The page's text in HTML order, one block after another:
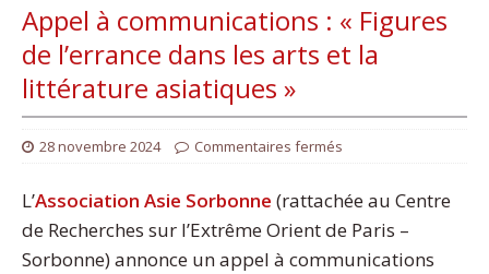
Appel à communications : « Figures
de l’errance dans les arts et la
littérature asiatiques »
28 novembre 2024 Commentaires fermés
L’Association Asie Sorbonne (rattachée au Centre
de Recherches sur l’Extrême Orient de Paris –
Sorbonne) annonce un appel à communications